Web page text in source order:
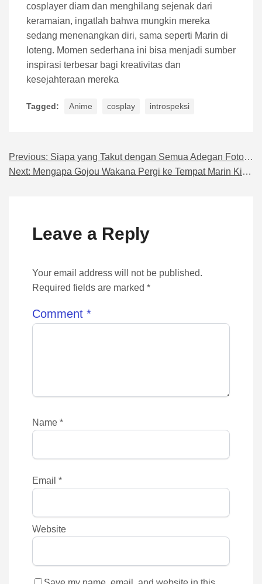
cosplayer diam dan menghilang sejenak dari
keramaian, ingatlah bahwa mungkin mereka
sedang menenangkan diri, sama seperti Marin di
loteng. Momen sederhana ini bisa menjadi sumber
inspirasi terbesar bagi kreativitas dan
kesejahteraan mereka
Tagged: Anime cosplay introspeksi
Navigasi pos
Previous: Siapa yang Takut dengan Semua Adegan Foto Cosplay Ini?
Next: Mengapa Gojou Wakana Pergi ke Tempat Marin Kitagawa?
Leave a Reply
Your email address will not be published.
Required fields are marked *
Comment *
Name *
Email *
Website